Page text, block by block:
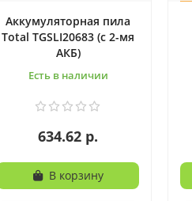
Аккумуляторная пила
Total TGSLI20683 (с 2-мя
АКБ)
Есть в наличии
634.62 р.
В корзину